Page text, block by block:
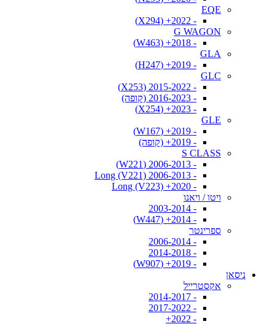
EQE
- 2022+ (X294)
G WAGON
- 2018+ (W463)
GLA
- 2019+ (H247)
GLC
- 2015-2022 (X253)
- 2016-2023 (קופה)
- 2023+ (X254)
GLE
- 2019+ (W167)
- 2019+ (קופה)
S CLASS
- 2006-2013 (W221)
- 2006-2013 Long (V221)
- 2020+ Long (V223)
ויטו / ויאנו
- 2003-2014
- 2014+ (W447)
ספרינטר
- 2006-2014
- 2014-2018
- 2019+ (W907)
ניסאן
אקסטרייל
- 2014-2017
- 2017-2022
- 2022+